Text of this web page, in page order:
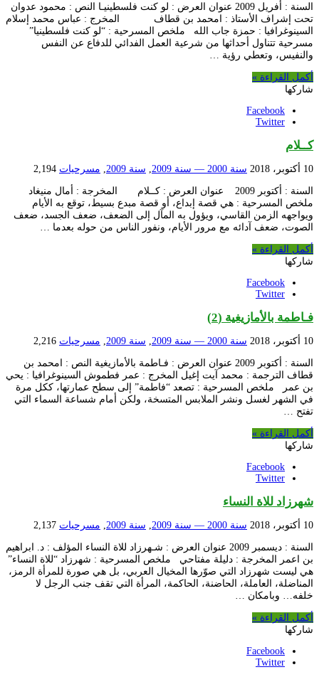
السنة : أفريل 2009 عنوان العرض : لو كنت فلسطينيـا النص : محمود عدوان
تحت إشراف الأستاذ : امحمد بن قطاف المخرج : عباس محمد إسلام
السينوغرافيا : حمزة جاب الله ملخص المسرحية : “لو كنت فلسطينيا”
مسرحية تتناول أحداثها من شرعية العمل الفدائي للدفاع عن النفس
والنفيس، وتعطي رؤية …
أكمل القراءة »
شاركها
Facebook
Twitter
كــلام
10 أكتوبر، 2018 سنة 2000 — سنة 2009 سنة 2009 مسرحيات 2,194
السنة : أكتوبر 2009 عنوان العرض : كــلام المخرجة : أمال منيغاد
ملخص المسرحية : هي قصة إبداع، أو قصة مبدع بسيط، توقع به الأيام
ويواجهه الزمن القاسي، ويؤول به المآل إلى الضعف، ضعف الجسد، ضعف
الصوت، ضعف آدائه مع مرور الأيام، ونفور الناس من حوله بعدما …
أكمل القراءة »
شاركها
Facebook
Twitter
فـاطمة بالأمازيغية (2)
10 أكتوبر، 2018 سنة 2000 — سنة 2009 , سنة 2009 , مسرحيات 2,216
السنة : أكتوبر 2009 عنوان العرض : فـاطمة بالأمازيغية النص : امحمد بن
قطاف الترجمة : محمد آيت إغيل المخرج : عمر فطموش السينوغرافيا : يحي
بن عمر ملخص المسرحية : تصعد “فاطمة” إلى سطح عمارتها، ككل مرة
في الشهر لغسل ونشر الملابس المتسخة، ولكن أمام شساعة السماء التي
تفتح …
أكمل القراءة »
شاركها
Facebook
Twitter
شهرزاد للاة النساء
10 أكتوبر، 2018 سنة 2000 — سنة 2009 , سنة 2009 , مسرحيات 2,137
السنة : ديسمبر 2009 عنوان العرض : شـهرزاد للاة النساء المؤلف : د. ابراهيم
بن اعمر المخرجة : دليلة مفتاحي ملخص المسرحية : شهرزاد “للاة النساء”
هي ليست شهرزاد التي صوّرها المخيال العربي، بل هي صورة للمرأة الرمز،
المناضلة، العاملة، الحاضنة، الحاكمة، المرأة التي تقف جنب الرجل لا
خلفه… وبامكان …
أكمل القراءة »
شاركها
Facebook
Twitter